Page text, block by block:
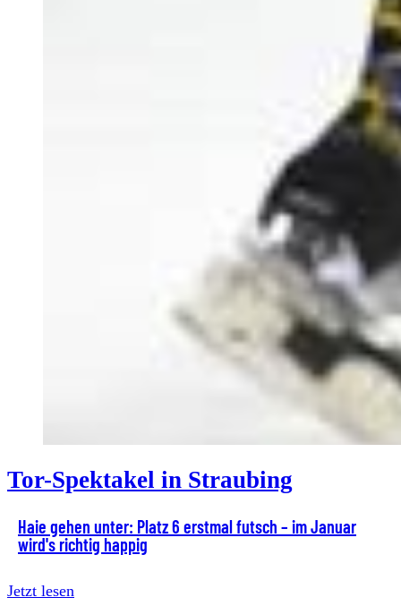
Tor-Spektakel in Straubing
Haie gehen unter: Platz 6 erstmal futsch – im Januar
wird's richtig happig
Jetzt lesen